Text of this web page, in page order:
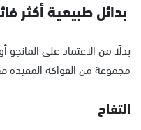
بدائل طبيعية أكثر
بدلًا من الاعتماد على المانجو
مجموعة من الفواكه المفيدة
التفاح